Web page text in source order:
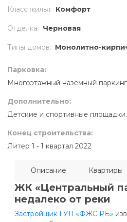
Класс жилья: Комфорт
Отделка: Черновая
Типы домов: Монолитно-
Парковка:
Многоэтажный наземный паркинг
Дополнительно:
Детские и спортивные площадки.
Конец строительства:
Литер 1 - 1 квартал 2022
Описание Квартиры
ЖК «Центральный
недалеко от реки
Застройщик ГУП «ФЖС РБ»